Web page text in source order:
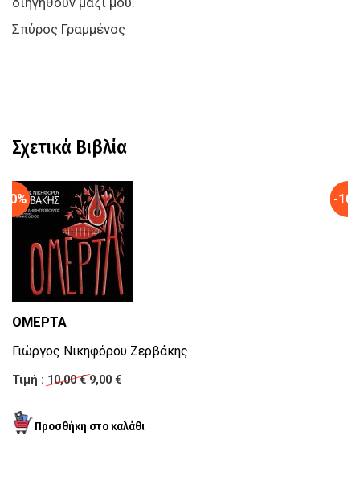
Σπύρος Γραμμένος
Σχετικά Βιβλία
ΟΜΕΡΤΑ
Γιώργος Νικηφόρου Ζερβάκης
Τιμή : 10,00 €9,00 €
-